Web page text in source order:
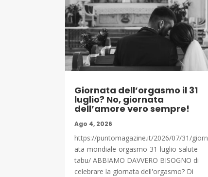
Giornata dell’orgasmo il 31
luglio? No, giornata
dell’amore vero sempre!
Ago 4, 2026
https://puntomagazine.it/2026/07/31/giorn
ata-mondiale-orgasmo-31-luglio-salute-
tabu/ ABBIAMO DAVVERO BISOGNO di
celebrare la giornata dell'orgasmo? Di